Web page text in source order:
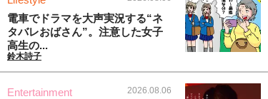
電車でドラマを大声実況する“ネ
タバレおばさん”。注意した女子
高生の...
鈴木詩子
Entertainment 2026.08.06